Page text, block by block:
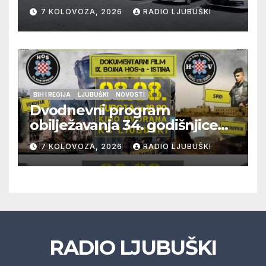
građana i učinkovitiji rad
policije
7 KOLOVOZA, 2026 RADIO LJUBUŠKI
BIH I REGIJA LJUBUŠKI NOVOSTI
Dvodnevni program
obilježavanja 34. godišnjice
pogibije generala Blaža
Kraljevića i osmorice
pripadnika HOS-a
7 KOLOVOZA, 2026 RADIO LJUBUŠKI
RADIO LJUBUŠKI